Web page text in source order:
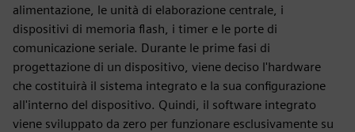
alimentazione, le unità di elaborazione centrale, i
dispositivi di memoria flash, i timer e le porte di
comunicazione seriale. Durante le prime fasi di
progettazione di un dispositivo, viene deciso l'hardware
che costituirà il sistema integrato e la sua configurazione
all'interno del dispositivo. Quindi, il software integrato
viene sviluppato da zero per funzionare esclusivamente su